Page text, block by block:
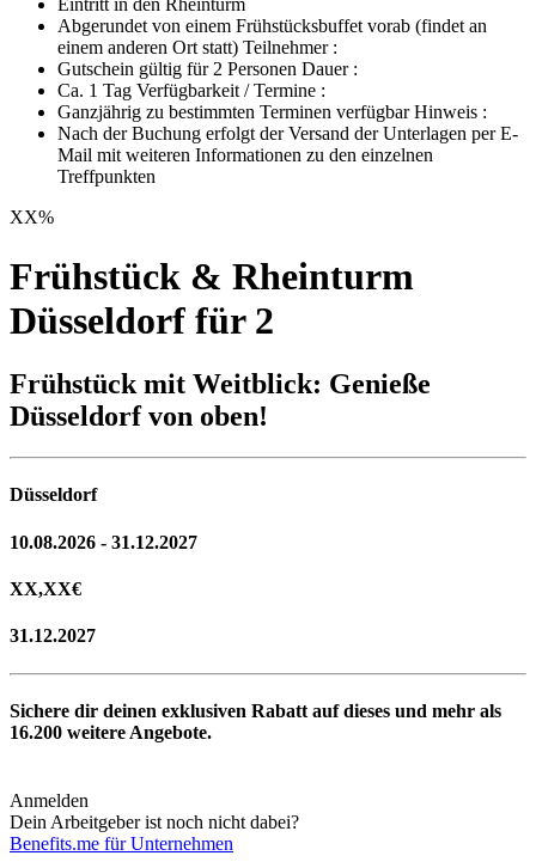
Eintritt in den Rheinturm
Abgerundet von einem Frühstücksbuffet vorab (findet an
einem anderen Ort statt) Teilnehmer :
Gutschein gültig für 2 Personen Dauer :
Ca. 1 Tag Verfügbarkeit / Termine :
Ganzjährig zu bestimmten Terminen verfügbar Hinweis :
Nach der Buchung erfolgt der Versand der Unterlagen per E-
Mail mit weiteren Informationen zu den einzelnen
Treffpunkten
XX%
Frühstück & Rheinturm
Düsseldorf für 2
Frühstück mit Weitblick: Genieße
Düsseldorf von oben!
Düsseldorf
10.08.2026 - 31.12.2027
XX,XX€
31.12.2027
Sichere dir deinen exklusiven Rabatt auf dieses und mehr als
16.200 weitere Angebote.
Anmelden
Dein Arbeitgeber ist noch nicht dabei?
Benefits.me für Unternehmen